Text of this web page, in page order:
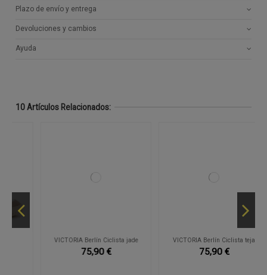
Plazo de envío y entrega
Devoluciones y cambios
Ayuda
10 Artículos Relacionados:
VICTORIA Berlín Ciclista jade
75,90 €
VICTORIA Berlín Ciclista teja
75,90 €